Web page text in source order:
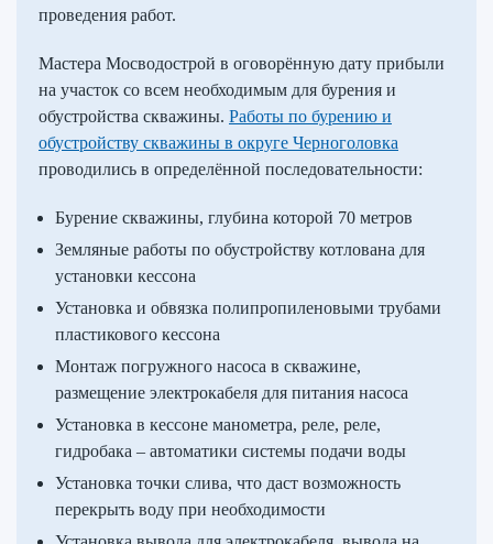
проведения работ.
Мастера Мосводострой в оговорённую дату прибыли
на участок со всем необходимым для бурения и
обустройства скважины. Работы по бурению и
обустройству скважины в округе Черноголовка
проводились в определённой последовательности:
Бурение скважины, глубина которой 70 метров
Земляные работы по обустройству котлована для
установки кессона
Установка и обвязка полипропиленовыми трубами
пластикового кессона
Монтаж погружного насоса в скважине,
размещение электрокабеля для питания насоса
Установка в кессоне манометра, реле, реле,
гидробака – автоматики системы подачи воды
Установка точки слива, что даст возможность
перекрыть воду при необходимости